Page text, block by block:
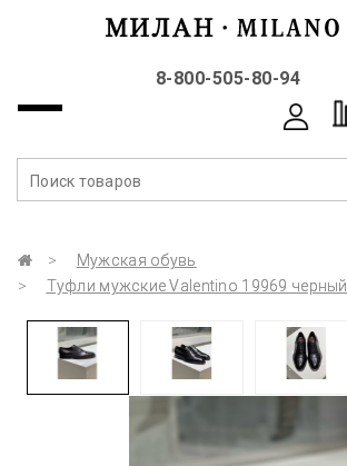
8-800-505-80-94
Мужская обувь
Туфли мужские Valentino 19969 черный